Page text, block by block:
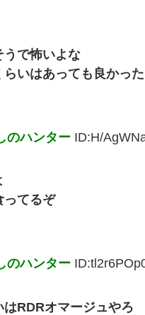
うで怖いよな
らいはあっても良かっ
のハンター ID:H/
ってるぞ
のハンター
はRDRオマージュやろ